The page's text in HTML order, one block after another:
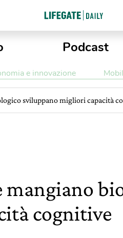
Podcast
e innovazione
sviluppano migliori capacità
mangiano
cognitive